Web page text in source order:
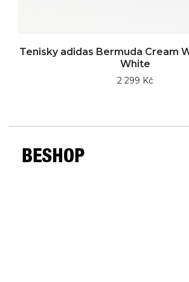
Tenisky adidas Bermuda Cream
White
2 299 Kč